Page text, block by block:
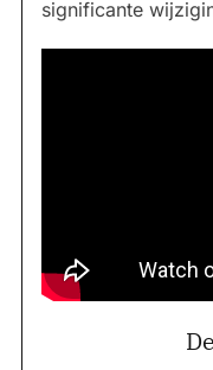
significante